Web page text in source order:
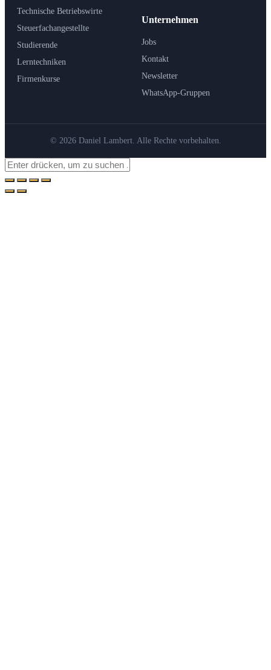
Technische Betriebswirte
Steuerfachangestellte
Studierende
Lerntechniken
Firmenkurse
Unternehmen
Jobs
Kontakt
Newsletter
WhatsApp-Gruppen
© 2026 Daniel Lambert. Alle Rechte vorbehalten.